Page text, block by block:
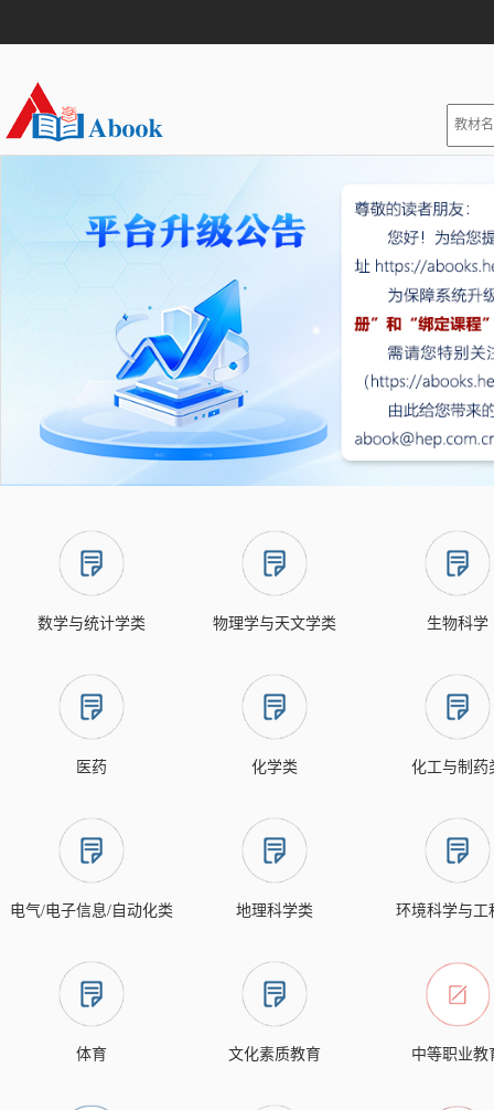
数学与统计学类 物理学与天文学类 生物科学
医药 化学类 化工与制药
电气/电子信息/自动化类 地理科学类 环境科学与工
体育 文化素质教育 中等职业教